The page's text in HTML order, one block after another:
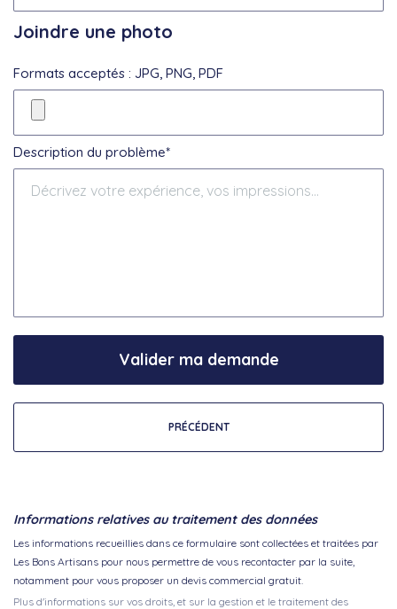
Joindre une photo
Formats acceptés : JPG, PNG, PDF
Description du problème*
PRÉCÉDENT
Valider ma demande
Informations relatives au traitement des données
Les informations recueillies dans ce formulaire sont collectées et traitées par
Les Bons Artisans pour nous permettre de vous recontacter par la suite,
notamment pour vous proposer un devis commercial gratuit.
Plus d'informations sur vos droits, et sur la gestion et le traitement des